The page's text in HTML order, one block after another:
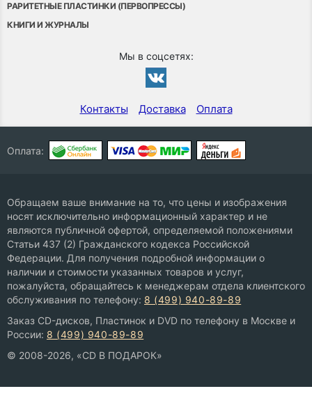
РАРИТЕТНЫЕ ПЛАСТИНКИ (ПЕРВОПРЕССЫ)
КНИГИ И ЖУРНАЛЫ
Мы в соцсетях:
Контакты Доставка Оплата
Оплата:
Обращаем ваше внимание на то, что цены и изображения
носят исключительно информационный характер и не
являются публичной офертой, определяемой положениями
Статьи 437 (2) Гражданского кодекса Российской
Федерации. Для получения подробной информации о
наличии и стоимости указанных товаров и услуг,
пожалуйста, обращайтесь к менеджерам отдела клиентского
обслуживания по телефону: 8 (499) 940-89-89
Заказ CD-дисков, Пластинок и DVD по телефону в Москве и
России: 8 (499) 940-89-89
© 2008-2026, «CD В ПОДАРОК»